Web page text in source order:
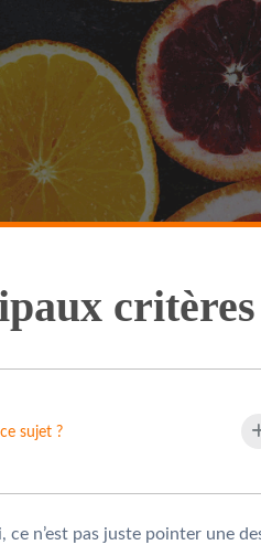
sujet ?
ce n’est pas juste pointer une